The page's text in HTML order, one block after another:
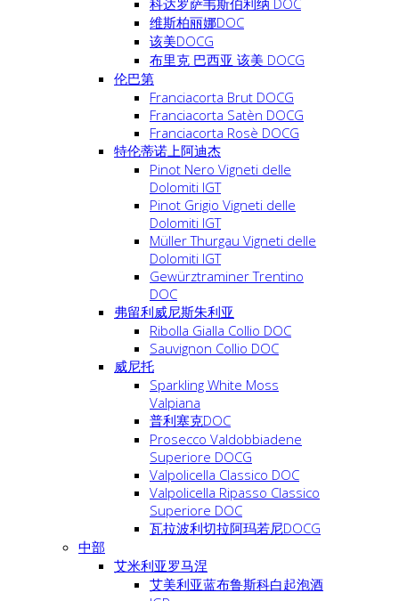
科达罗萨韦斯伯利纳 DOC
维斯柏丽娜DOC
该美DOCG
布里克 巴西亚 该美 DOCG
伦巴第
Franciacorta Brut DOCG
Franciacorta Satèn DOCG
Franciacorta Rosè DOCG
特伦蒂诺上阿迪杰
Pinot Nero Vigneti delle
Dolomiti IGT
Pinot Grigio Vigneti delle
Dolomiti IGT
Müller Thurgau Vigneti delle
Dolomiti IGT
Gewürztraminer Trentino
DOC
弗留利威尼斯朱利亚
Ribolla Gialla Collio DOC
Sauvignon Collio DOC
威尼托
Sparkling White Moss
Valpiana
普利塞克DOC
Prosecco Valdobbiadene
Superiore DOCG
Valpolicella Classico DOC
Valpolicella Ripasso Classico
Superiore DOC
瓦拉波利切拉阿玛若尼DOCG
中部
艾米利亚罗马涅
艾美利亚蓝布鲁斯科白起泡酒